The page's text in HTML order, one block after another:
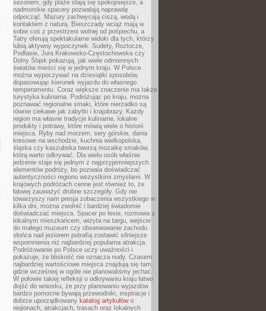
sezonem, gdy plaże stają się spokojniejsze, a
nadmorskie spacery pozwalają naprawdę
odpocząć. Mazury zachwycają ciszą, wodą i
kontaktem z naturą. Bieszczady wciąż mają w
sobie coś z przestrzeni wolnej od pośpiechu, a
Tatry oferują spektakularne widoki dla tych, którzy
lubią aktywny wypoczynek. Sudety, Roztocze,
Podlasie, Jura Krakowsko-Częstochowska czy
Dolny Śląsk pokazują, jak wiele odmiennych
światów mieści się w jednym kraju. W Polsce
można wypoczywać na dziesiątki sposobów,
dopasowując kierunek wyjazdu do własnego
temperamentu. Coraz większe znaczenie ma także
turystyka kulinarna. Podróżując po kraju, można
poznawać regionalne smaki, które nierzadko są
równie ciekawe jak zabytki i krajobrazy. Każdy
region ma własne tradycje kulinarne, lokalne
produkty i potrawy, które mówią wiele o historii
miejsca. Ryby nad morzem, sery górskie, dania
kresowe na wschodzie, kuchnia wielkopolska,
śląska czy kaszubska tworzą mozaikę smaków,
którą warto odkrywać. Dla wielu osób właśnie
jedzenie staje się jednym z najprzyjemniejszych
elementów podróży, bo pozwala doświadczać
autentyczności regionu wszystkimi zmysłami. W
krajowych podróżach cenne jest również to, że
łatwiej zauważyć drobne szczegóły. Gdy nie
towarzyszy nam presja zobaczenia wszystkiego w
kilka dni, można zwolnić i bardziej świadomie
doświadczać miejsca. Spacer po lesie, rozmowa z
lokalnym mieszkańcem, wizyta na targu, wejście
do małego muzeum czy obserwowanie zachodu
słońca nad jeziorem potrafią zostawić silniejsze
wspomnienia niż najbardziej popularna atrakcja.
Podróżowanie po Polsce uczy uważności i
pokazuje, że bliskość nie oznacza nudy. Czasem
najbardziej wartościowe miejsca znajdują się tam,
gdzie wcześniej w ogóle nie planowaliśmy jechać.
W połowie takiej refleksji o odkrywaniu kraju łatwo
dojść do wniosku, że przy planowaniu wyjazdów
bardzo pomocne bywają przewodniki, inspiracje i
dobrze uporządkowany katalog artykułówo
regionach, atrakcjach, trasach oraz lokalnych